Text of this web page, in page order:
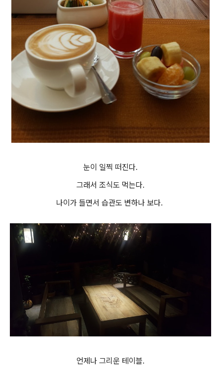
눈이 일찍 떠진다.
그래서 조식도 먹는다.
나이가 들면서 습관도 변하나 보다.
언제나 그리운 테이블.